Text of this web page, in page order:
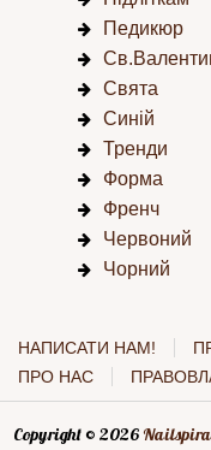
Педикюр
Свята
Синій
Тренди
Форма
Френч
Червоний
Чорний
НАПИСАТИ НАМ!
ПРО НАС
Copyright © 2026